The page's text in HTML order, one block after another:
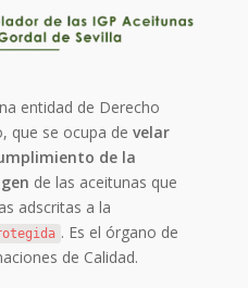
entidad de Derecho
que se ocupa develar
de la
de las aceitunas que
adscritas a la
. Es el órgano de
de Calidad.